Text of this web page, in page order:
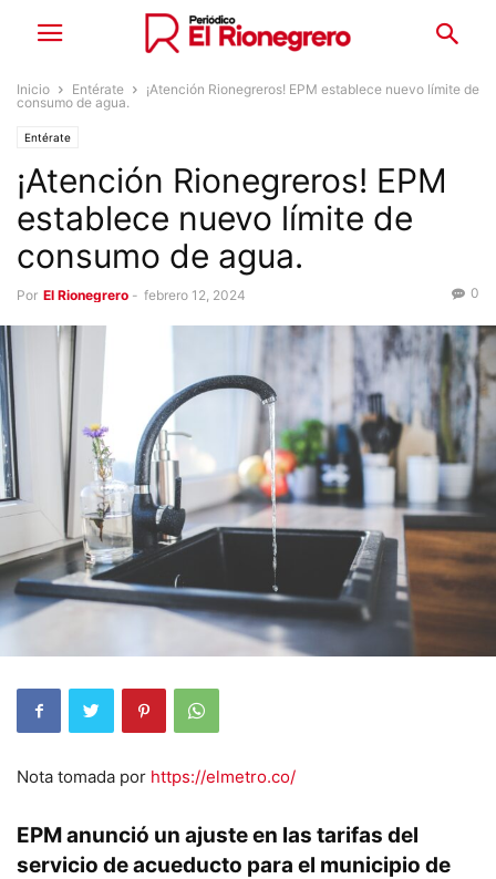
Inicio Entérate
¡Atención Rionegreros! EPM establece nuevo límite de
consumo de agua.
Entérate
¡Atención Rionegreros! EPM
establece nuevo límite de
consumo de agua.
Por El Rionegrero - febrero 12, 2024 0
Nota tomada por https://elmetro.co/
EPM anunció un ajuste en las tarifas del
servicio de acueducto para el municipio de